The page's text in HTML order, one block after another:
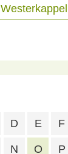
D E F
N O P